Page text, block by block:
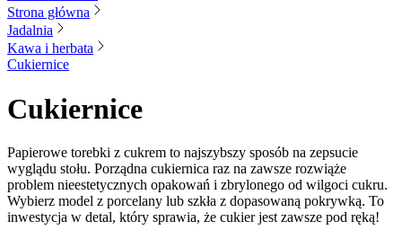
Strona główna
Jadalnia
Kawa i herbata
Cukiernice
Cukiernice
Papierowe torebki z cukrem to najszybszy sposób na zepsucie
wyglądu stołu. Porządna cukiernica raz na zawsze rozwiąże
problem nieestetycznych opakowań i zbrylonego od wilgoci cukru.
Wybierz model z porcelany lub szkła z dopasowaną pokrywką. To
inwestycja w detal, który sprawia, że cukier jest zawsze pod ręką!